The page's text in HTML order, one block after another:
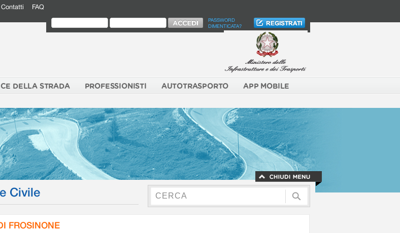
Contatti FAQ
PASSWORD
DIMENTICATA?
DELLA STRADA PROFESSIONISTI AUTOTRASPORTO APP MOBILE
Civile
FROSINONE